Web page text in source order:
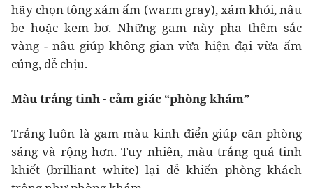
hãy chọn tông xám ấm (warm gray), xám khói, nâu
be hoặc kem bơ. Những gam này pha thêm sắc
vàng - nâu giúp không gian vừa hiện đại vừa ấm
cúng, dễ chịu.
Màu trắng tinh - cảm giác “phòng khám”
Trắng luôn là gam màu kinh điển giúp căn phòng
sáng và rộng hơn. Tuy nhiên, màu trắng quá tinh
khiết (brilliant white) lại dễ khiến phòng khách